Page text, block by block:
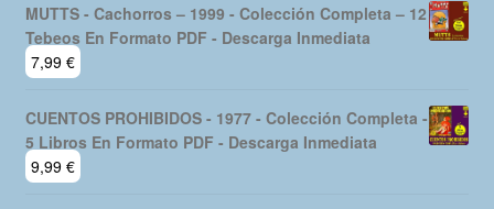
MUTTS - Cachorros – 1999 - Colección Completa – 12
Tebeos En Formato PDF - Descarga Inmediata
7,99 €
CUENTOS PROHIBIDOS - 1977 - Colección Completa -
5 Libros En Formato PDF - Descarga Inmediata
9,99 €